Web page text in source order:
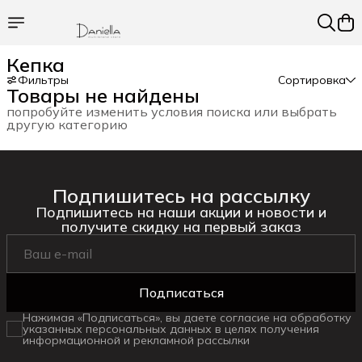
Кепка
Фильтры Сортировка
Товары не найдены
попробуйте изменить условия поиска или выбрать
другую категорию
Подпишитесь на рассылку
Подпишитесь на наши акции и новости и
получите скидку на первый заказ
Подписаться
Нажимая «Подписаться», вы даете согласие на обработку
указанных персональных данных в целях получения
информационной и рекламной рассылки